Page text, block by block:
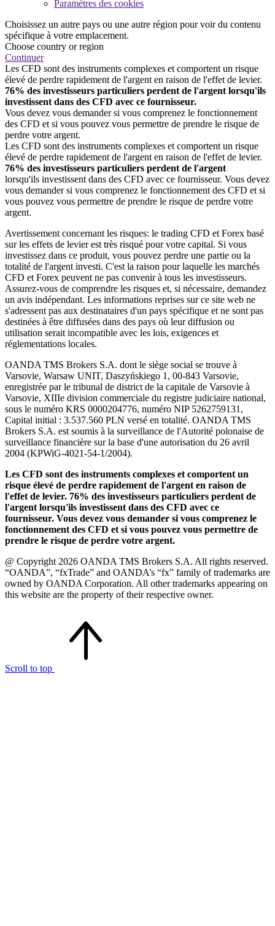
Paramètres des cookies
Choisissez un autre pays ou une autre région pour voir du contenu
spécifique à votre emplacement.
Choose country or region
Continuer
Les CFD sont des instruments complexes et comportent un risque
élevé de perdre rapidement de l'argent en raison de l'effet de levier.
76% des investisseurs particuliers perdent de l'argent lorsqu'ils
investissent dans des CFD avec ce fournisseur.
Vous devez vous demander si vous comprenez le fonctionnement
des CFD et si vous pouvez vous permettre de prendre le risque de
perdre votre argent.
Les CFD sont des instruments complexes et comportent un risque
élevé de perdre rapidement de l'argent en raison de l'effet de levier.
76% des investisseurs particuliers perdent de l'argent
lorsqu'ils investissent dans des CFD avec ce fournisseur. Vous devez
vous demander si vous comprenez le fonctionnement des CFD et si
vous pouvez vous permettre de prendre le risque de perdre votre
argent.
Avertissement concernant les risques: le trading CFD et Forex basé
sur les effets de levier est très risqué pour votre capital. Si vous
investissez dans ce produit, vous pouvez perdre une partie ou la
totalité de l'argent investi. C'est la raison pour laquelle les marchés
CFD et Forex peuvent ne pas convenir à tous les investisseurs.
Assurez-vous de comprendre les risques et, si nécessaire, demandez
un avis indépendant. Les informations reprises sur ce site web ne
s'adressent pas aux destinataires d'un pays spécifique et ne sont pas
destinées à être diffusées dans des pays où leur diffusion ou
utilisation serait incompatible avec les lois, exigences et
réglementations locales.
OANDA TMS Brokers S.A. dont le siège social se trouve à
Varsovie, Warsaw UNIT, Daszyńskiego 1, 00-843 Varsovie,
enregistrée par le tribunal de district de la capitale de Varsovie à
Varsovie, XIIIe division commerciale du registre judiciaire national,
sous le numéro KRS 0000204776, numéro NIP 5262759131,
Capital initial : 3.537.560 PLN versé en totalité. OANDA TMS
Brokers S.A. est soumis à la surveillance de l'Autorité polonaise de
surveillance financière sur la base d'une autorisation du 26 avril
2004 (KPWiG-4021-54-1/2004).
Les CFD sont des instruments complexes et comportent un
risque élevé de perdre rapidement de l'argent en raison de
l'effet de levier. 76% des investisseurs particuliers perdent de
l'argent lorsqu'ils investissent dans des CFD avec ce
fournisseur. Vous devez vous demander si vous comprenez le
fonctionnement des CFD et si vous pouvez vous permettre de
prendre le risque de perdre votre argent.
@ Copyright 2026 OANDA TMS Brokers S.A. All rights reserved.
“OANDA”, “fxTrade” and OANDA’s “fx” family of trademarks are
owned by OANDA Corporation. All other trademarks appearing on
this website are the property of their respective owner.
Scroll to top